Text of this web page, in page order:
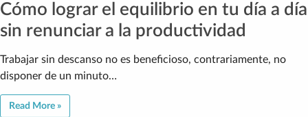
Cómo lograr el equilibrio en tu día a día
sin renunciar a la productividad
Trabajar sin descanso no es beneficioso, contrariamente, no
disponer de un minuto…
Read More »